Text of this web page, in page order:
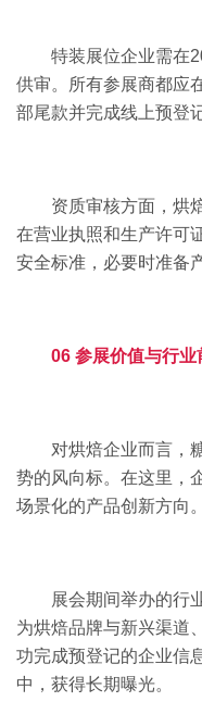
特装展位企业需在
供审。所有参展商都应
部尾款并完成线上预登
资质审核方面，烘
在营业执照和生产许可
安全标准，必要时准备
06 参展价值与行业
对烘焙企业而言，
势的风向标。在这里，
场景化的产品创新方向。
展会期间举办的行
为烘焙品牌与新兴渠道
功完成预登记的企业信
中，获得长期曝光。